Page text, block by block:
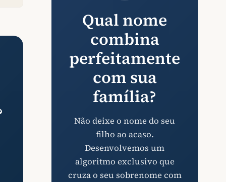
Qual nome
combina
perfeitamente
com sua
família?
Não deixe o nome do seu
filho ao acaso.
Desenvolvemos um
algoritmo exclusivo que
cruza o seu sobrenome com